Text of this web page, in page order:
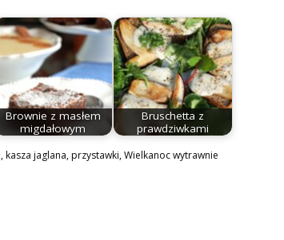
Brownie z masłem
migdałowym
Bruschetta z
prawdziwkami
,kasza jaglana,przystawki,Wielkanoc wytrawnie